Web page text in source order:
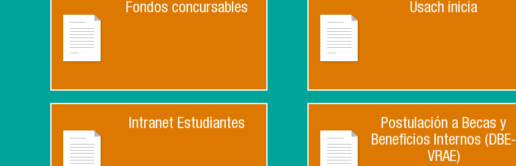
Fondos concursables Usach inicia
Intranet Estudiantes
Postulación a Becas y
Beneficios Internos (DBE-
VRAE)